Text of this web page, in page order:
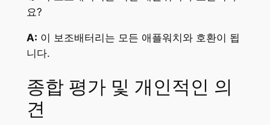
요?
A: 이 보조배터리는 모든 애플워치와 호환이 됩
니다.
종합 평가 및 개인적인 의
견